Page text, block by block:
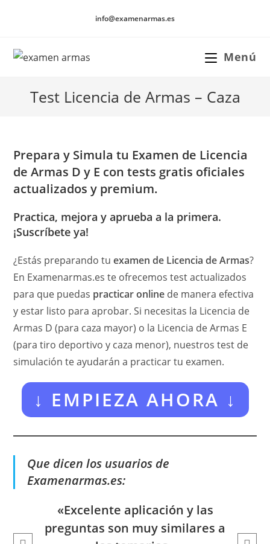
info@examenarmas.es
Menú
Test Licencia de Armas – Caza
Prepara y Simula tu Examen de Licencia
de Armas D y E con tests gratis oficiales
actualizados y premium.
Practica, mejora y aprueba a la primera.
¡Suscríbete ya!
¿Estás preparando tuexamen de Licencia de Armas?
En Examenarmas.es te ofrecemos test actualizados
para que puedas practicar online de manera efectiva
y estar listo para aprobar. Si necesitas la Licencia de
Armas D (para caza mayor) o la Licencia de Armas E
(para tiro deportivo y caza menor), nuestros test de
simulación te ayudarán a practicar tu examen.
↓ EMPIEZA AHORA ↓
Que dicen los usuarios de
Examenarmas.es:
«Excelente aplicación y las
preguntas son muy similares a